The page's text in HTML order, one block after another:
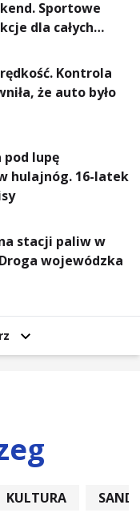
Sportowe
dla całych
Kontrola
że auto było
pod lupę
hulajnóg. 16-latek
stacji paliw w
wojewódzka
KULTURA